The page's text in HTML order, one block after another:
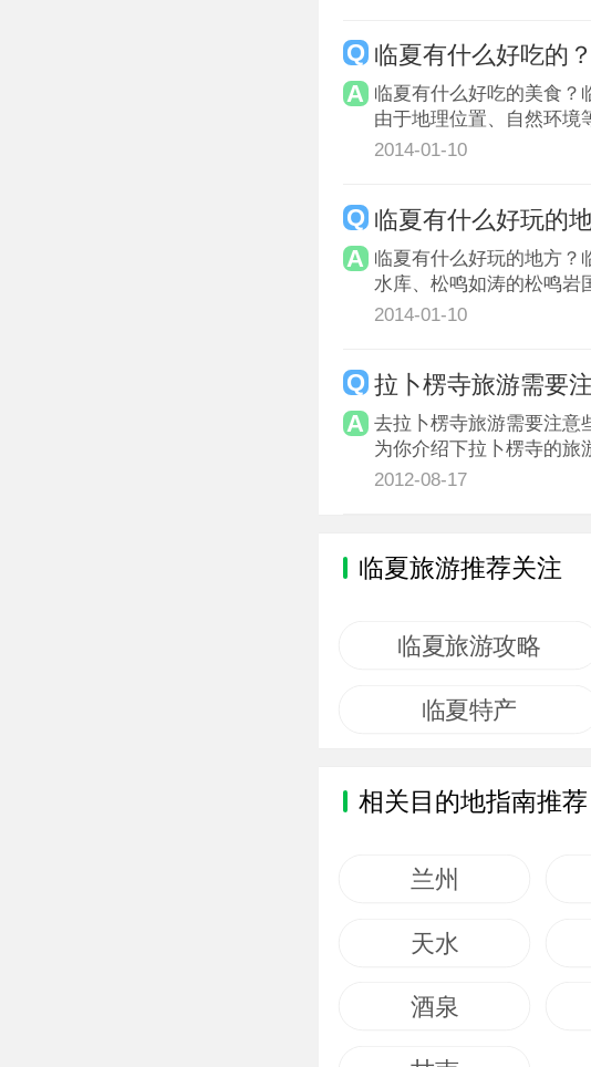
临夏有什么好吃的？
临夏有什么好吃的美食？
由于地理位置、自然环境
2014-01-10
临夏有什么好玩的
临夏有什么好玩的地方？
水库、松鸣如涛的松鸣岩
2014-01-10
拉卜楞寺旅游需要
去拉卜楞寺旅游需要注意
为你介绍下拉卜楞寺的旅
2012-08-17
临夏旅游推荐关注
临夏旅游攻略
临夏特产
相关目的地指南推荐
兰州
天水
酒泉